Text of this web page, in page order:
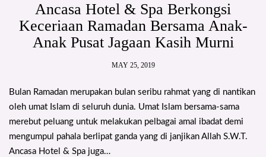
Ancasa Hotel & Spa Berkongsi
Keceriaan Ramadan Bersama Anak-
Anak Pusat Jagaan Kasih Murni
MAY 25, 2019
Bulan Ramadan merupakan bulan seribu rahmat yang di nantikan
oleh umat Islam di seluruh dunia. Umat Islam bersama-sama
merebut peluang untuk melakukan pelbagai amal ibadat demi
mengumpul pahala berlipat ganda yang di janjikan Allah S.W.T.
Ancasa Hotel & Spa juga…